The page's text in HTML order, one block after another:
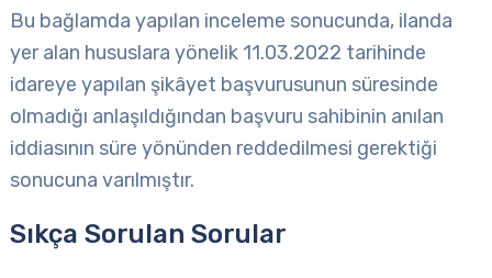
Bu bağlamda yapılan inceleme sonucunda, ilanda
yer alan hususlara yönelik 11.03.2022 tarihinde
idareye yapılan şikâyet başvurusunun süresinde
olmadığı anlaşıldığından başvuru sahibinin anılan
iddiasının süre yönünden reddedilmesi gerektiği
sonucuna varılmıştır.
Sıkça Sorulan Sorular